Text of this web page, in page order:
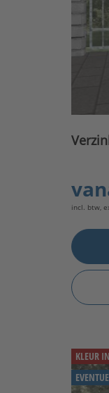
incl. btw,
KLEUR